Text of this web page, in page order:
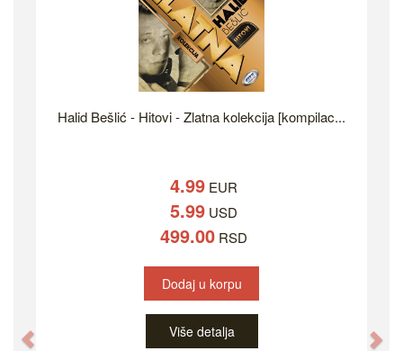
Halid Bešlić - Hitovi - Zlatna kolekcija [kompilac...
4.99 EUR
5.99 USD
499.00 RSD
Dodaj u korpu
Više detalja